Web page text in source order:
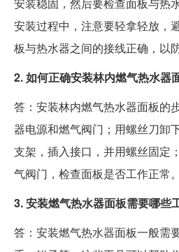
安装过程中，注意要轻拿轻放，
板与热水器之间的接线正确，以
2. 如何正确安装林内燃气热水器
答：安装林内燃气热水器面板的
器电源和燃气阀门；用螺丝刀卸
支架，插入接口，并用螺丝固定
气阀门，检查面板是否工作正常。
3. 安装燃气热水器面板需要哪些
答：安装燃气热水器面板一般需